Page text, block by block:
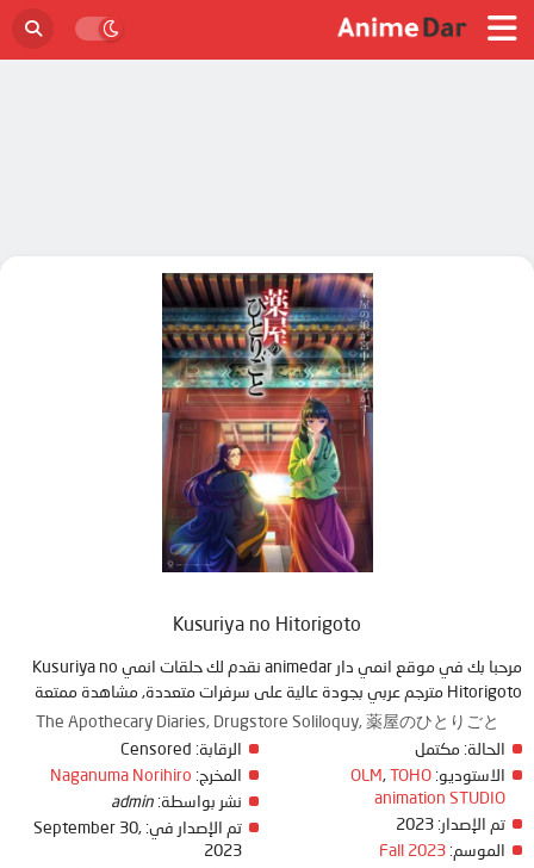
Kusuriya no Hitorigoto
مرحبا بك في موقع انمي دار animedar نقدم لك حلقات انمي Kusuriya no
Hitorigoto مترجم عربي بجودة عالية على سرفرات متعددة, مشاهدة ممتعة
The Apothecary Diaries, Drugstore Soliloquy, 薬屋のひとりごと
الحالة: مكتمل
الاستوديو:
OLM,
TOHO
animation STUDIO
تم الإصدار:
الموسم: Fall 2023
الرقابة:
المخرج: Naganuma Norihiro
نشر بواسطة: admin
تم الإصدار في: September 30,
2023